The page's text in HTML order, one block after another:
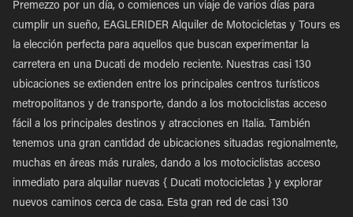
Premezzo por un día, o comiences un viaje de varios días para
cumplir un sueño, EAGLERIDER Alquiler de Motocicletas y Tours es
la elección perfecta para aquellos que buscan experimentar la
carretera en una Ducati de modelo reciente. Nuestras casi 130
ubicaciones se extienden entre los principales centros turísticos
metropolitanos y de transporte, dando a los motociclistas acceso
fácil a los principales destinos y atracciones en Italia. También
tenemos una gran cantidad de ubicaciones situadas regionalmente,
muchas en áreas más rurales, dando a los motociclistas acceso
inmediato para alquilar nuevas { Ducati motocicletas } y explorar
nuevos caminos cerca de casa. Esta gran red de casi 130